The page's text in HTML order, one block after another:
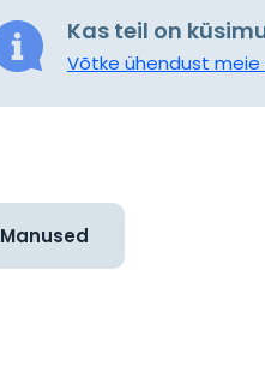
Kas teil on
Võtke ühendust
Manused